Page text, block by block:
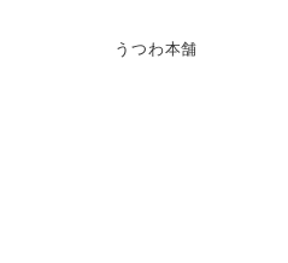
うつわ本舗